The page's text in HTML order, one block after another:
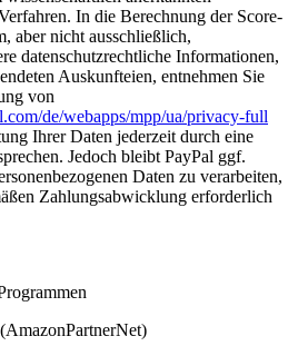
In die Berechnung der Score-
aber nicht ausschließlich,
datenschutzrechtliche Informationen,
Auskunfteien, entnehmen Sie
von
de/webapps/mpp/ua/privacy-full
Ihrer Daten jederzeit durch eine
Jedoch bleibt PayPal ggf.
Daten zu verarbeiten,
Zahlungsabwicklung erforderlich